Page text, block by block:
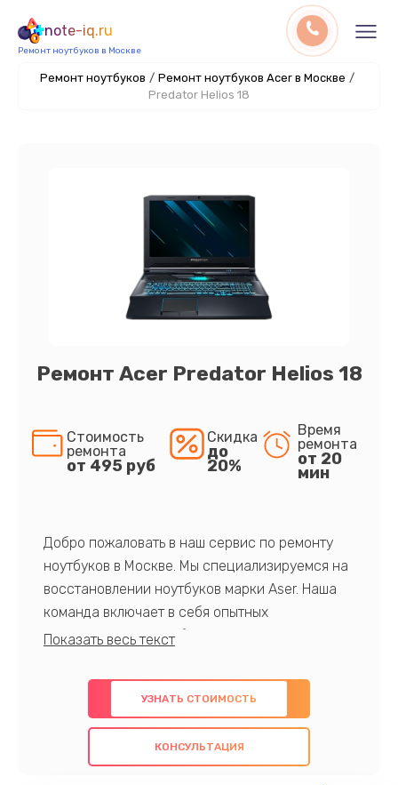
note-iq.ru
Ремонт ноутбуков в Москве
Ремонт ноутбуков / Ремонт ноутбуков Acer в Москве /
Predator Helios 18
Ремонт Acer Predator Helios 18
Стоимость
ремонта
от 495 руб
Скидка
до
20%
Время
ремонта
от 20
мин
Добро пожаловать в наш сервис по ремонту
ноутбуков в Москве. Мы специализируемся на
восстановлении ноутбуков марки Aser. Наша
команда включает в себя опытных
профессионалов с обширными знаниями и
предлагаем быстрый и качественный ремонт с
использованием оригинальных компонентов, а
также гарантируем качество всех
проведенных работ. Наша цель - предоставить
УЗНАТЬ СТОИМОСТЬ
КОНСУЛЬТАЦИЯ